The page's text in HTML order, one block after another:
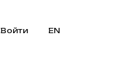
Войти EN